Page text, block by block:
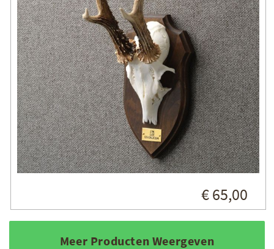
€ 65,00
Meer Producten Weergeven